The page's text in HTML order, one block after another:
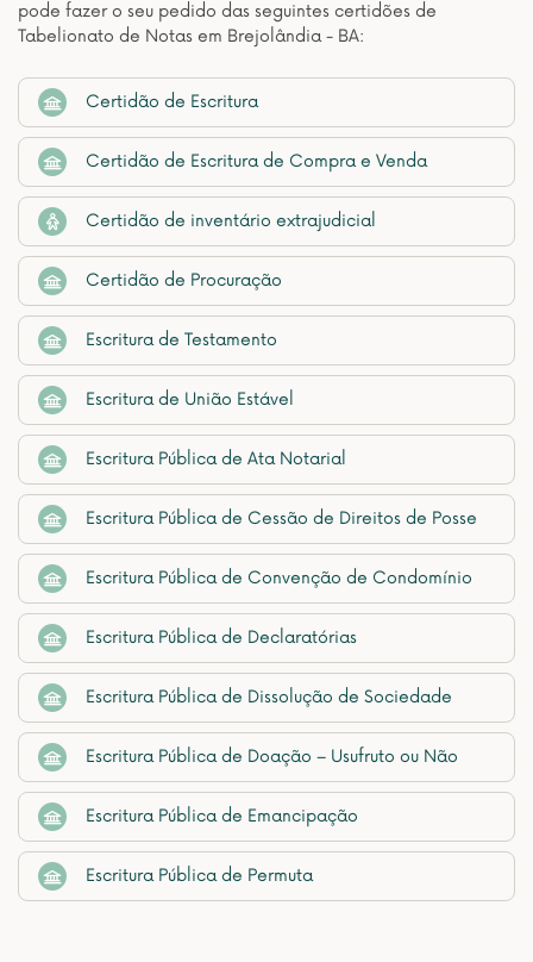
pode fazer o seu pedido das seguintes certidões de
Tabelionato de Notas em Brejolândia - BA:
Certidão de Escritura
Certidão de Escritura de Compra e Venda
Certidão de inventário extrajudicial
Certidão de Procuração
Escritura de Testamento
Escritura de União Estável
Escritura Pública de Ata Notarial
Escritura Pública de Cessão de Direitos de Posse
Escritura Pública de Convenção de Condomínio
Escritura Pública de Declaratórias
Escritura Pública de Dissolução de Sociedade
Escritura Pública de Doação – Usufruto ou Não
Escritura Pública de Emancipação
Escritura Pública de Permuta